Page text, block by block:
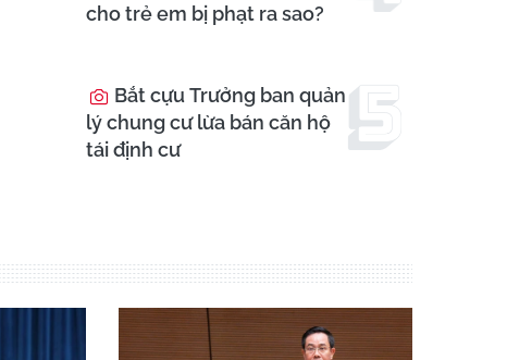
cho trẻ em bị phạt ra sao?
Bắt cựu Trưởng ban quản
lý chung cư lừa bán căn hộ
tái định cư